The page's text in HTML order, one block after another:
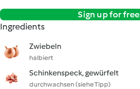
Sign up for free
Ingredients
Zwiebeln
halbiert
Schinkenspeck, gewürfelt
durchwachsen (siehe Tipp)